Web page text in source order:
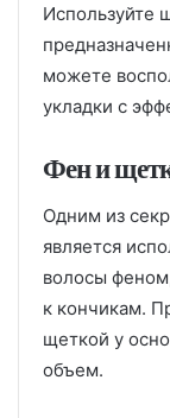
Используйте
можете
укладки с
Фен и
Одним из
является
волосы
к кончикам.
щеткой у
объем.